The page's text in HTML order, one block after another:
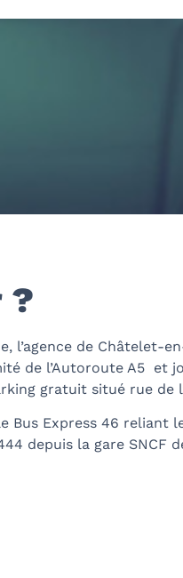
?
l’agence de Châtelet-
de l’Autoroute A5 et
gratuit situé rue de
Bus Express 46 reliant
depuis la gare SNCF